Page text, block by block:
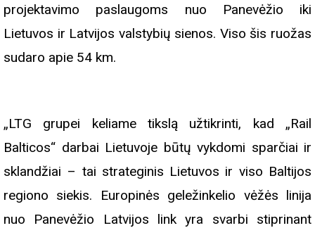
projektavimo paslaugoms nuo Panevėžio iki
Lietuvos ir Latvijos valstybių sienos. Viso šis ruožas
sudaro apie 54 km.
„LTG grupei keliame tikslą užtikrinti, kad „Rail
Balticos“ darbai Lietuvoje būtų vykdomi sparčiai ir
sklandžiai – tai strateginis Lietuvos ir viso Baltijos
regiono siekis. Europinės geležinkelio vėžės linija
nuo Panevėžio Latvijos link yra svarbi stiprinant